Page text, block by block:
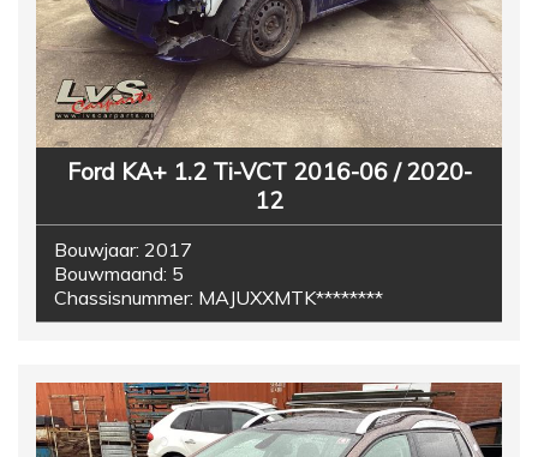
Ford KA+ 1.2 Ti-VCT 2016-06 / 2020-
12
Bouwjaar: 2017
Bouwmaand: 5
Chassisnummer: MAJUXXMTK********